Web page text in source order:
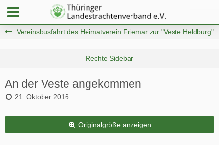
Vereinsbusfahrt des Heimatverein Friemar zur "Veste Heldburg"
An der Veste angekommen
21. Oktober 2016
Originalgröße anzeigen